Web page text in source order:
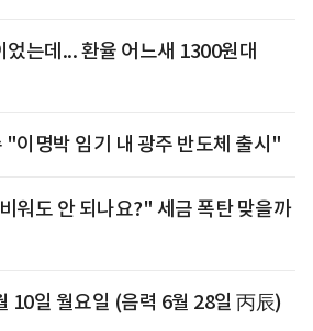
었는데... 환율 어느새 1300원대
"이명박 임기 내 광주 반도체 출시"
워도 안 되나요?" 세금 폭탄 맞을까
10일 월요일 (음력 6월 28일 丙辰)